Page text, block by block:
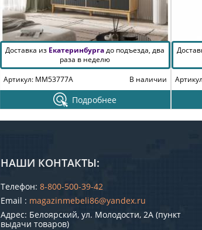
Доставка из Екатеринбургадо подъезда, два
раза в неделю
Артикул: MM53777A
В наличии
Подробнее
НАШИ КОНТАКТЫ:
Телефон: 8-800-500-39-42
Email : magazinmebeli86@yandex.ru
Адрес: Белоярский, ул. Молодости, 2А (пункт
выдачи товаров)